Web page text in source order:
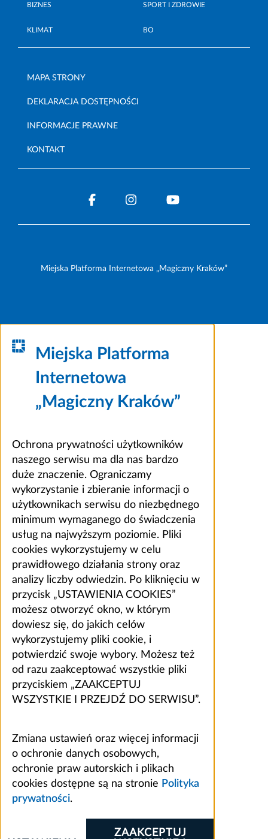
BIZNES SPORT I ZDROWIE
KLIMAT BO
MAPA STRONY
DEKLARACJA DOSTĘPNOŚCI
INFORMACJE PRAWNE
KONTAKT
Miejska Platforma Internetowa „Magiczny Kraków”
Miejska Platforma
Internetowa
„Magiczny Kraków”
Ochrona prywatności użytkowników
naszego serwisu ma dla nas bardzo
duże znaczenie. Ograniczamy
wykorzystanie i zbieranie informacji o
użytkownikach serwisu do niezbędnego
minimum wymaganego do świadczenia
usług na najwyższym poziomie. Pliki
cookies wykorzystujemy w celu
prawidłowego działania strony oraz
analizy liczby odwiedzin. Po kliknięciu w
przycisk „USTAWIENIA COOKIES”
możesz otworzyć okno, w którym
dowiesz się, do jakich celów
wykorzystujemy pliki cookie, i
potwierdzić swoje wybory. Możesz też
od razu zaakceptować wszystkie pliki
przyciskiem „ZAAKCEPTUJ
WSZYSTKIE I PRZEJDŹ DO SERWISU”.
Zmiana ustawień oraz więcej informacji
o ochronie danych osobowych,
ochronie praw autorskich i plikach
cookies dostępne są na stronie Polityka
prywatności.
ZAAKCEPTUJ